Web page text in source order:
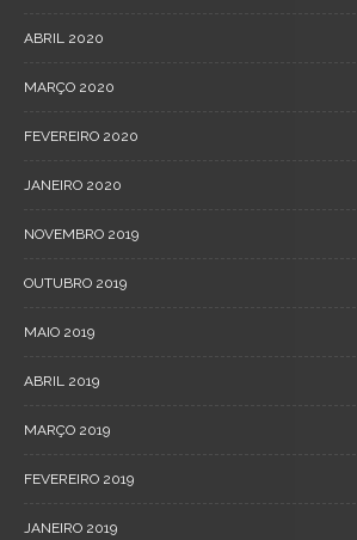
ABRIL 2020
MARÇO 2020
FEVEREIRO 2020
JANEIRO 2020
NOVEMBRO 2019
OUTUBRO 2019
MAIO 2019
ABRIL 2019
MARÇO 2019
FEVEREIRO 2019
JANEIRO 2019